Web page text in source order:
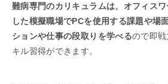
難病専門のカリキュラムは、オフィス
した模擬職場でPCを使用する課題や場
ションや仕事の段取りを学べるので即
キル習得ができます。